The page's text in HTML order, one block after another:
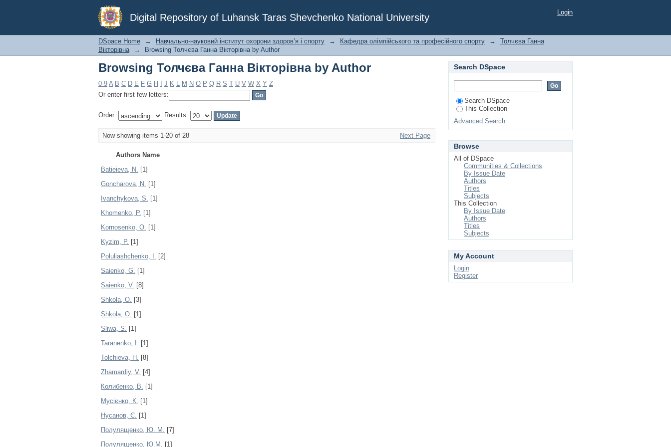
Digital Repository of Luhansk Taras Shevchenko National University
Browsing Толчєва Ганна Вікторівна by Author Login
DSpace Home → Навчально-науковий інститут охорони здоров’я і спорту → Кафедра олімпійського та професійного спорту →
Толчєва Ганна
Вікторівна
→ Browsing Толчєва Ганна Вікторівна by Author
Browsing Толчєва Ганна Вікторівна by Author
0-9 A B C D E F G H J K L M N O P Q R S T U V W X Y Z
Or enter first few letters:
Order: Results:
Now showing items 1-20 of 28 Next Page
Authors Name
Batieieva, N. [1]
Goncharova, N. [1]
Ivanchykova, S. [1]
Khomenko, P. [1]
Kornosenko, O. [1]
Kyzim, P. [1]
Poluliashchenko, I. [2]
Saienko, G. [1]
Saienko, V. [8]
Shkola, O. [3]
Shkola, О. [1]
Sliwa, S. [1]
Taranenko, I. [1]
Tolchieva, H. [8]
Zhamardiy, V. [4]
Колибенко, В. [1]
Мусієнко, К. [1]
Нусанов, Є. [1]
Полулященко, Ю. М. [7]
Полулященко, Ю.М. [1]
Search DSpace
Search DSpace
This Collection
Advanced Search
Browse
All of DSpace
Communities & Collections
By Issue Date
Authors
Titles
Subjects
This Collection
By Issue Date
Authors
Titles
Subjects
My Account
Login
Register